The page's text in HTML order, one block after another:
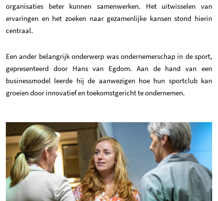
organisaties beter kunnen samenwerken. Het uitwisselen van
ervaringen en het zoeken naar gezamenlijke kansen stond hierin
centraal.
Een ander belangrijk onderwerp was ondernemerschap in de sport,
gepresenteerd door Hans van Egdom. Aan de hand van een
businessmodel leerde hij de aanwezigen hoe hun sportclub kan
groeien door innovatief en toekomstgericht te ondernemen.